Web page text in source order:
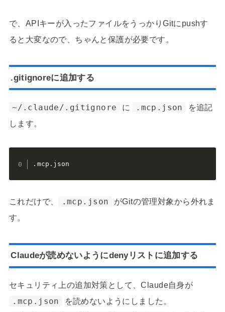
で、APIキーが入ったファイルをうっかりGitにpushす
ると大変なので、ちゃんと保護が必要です。
.gitignoreに追加する
~/.claude/.gitignore に .mcp.json
を追記
します。
.mcp.json
これだけで、 .mcp.json
がGitの管理対象から外れま
す。
Claudeが読めないようにdenyリストに追加する
セキュリティ上の追加対策として、Claude自身が
.mcp.json を読めないようにしました。